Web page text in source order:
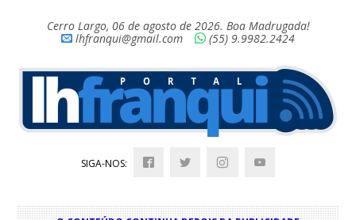
Cerro Largo, 06 de agosto de 2026. Boa Madrugada!
lhfranqui@gmail.com
(55) 9.9982.2424
SIGA-NOS: